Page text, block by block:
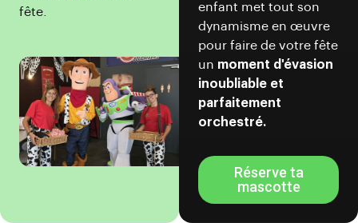
fête.
enfant met tout son
dynamisme en œuvre
pour faire de votre fête
un moment d'évasion
inoubliable et
parfaitement
orchestré.
Réserve ta
mascotte